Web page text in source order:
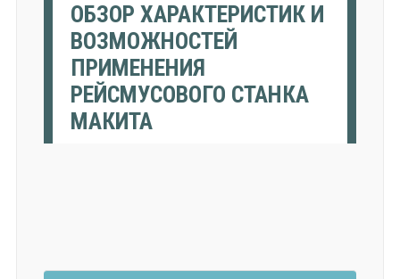
ОБЗОР ХАРАКТЕРИСТИК И
ВОЗМОЖНОСТЕЙ
ПРИМЕНЕНИЯ
РЕЙСМУСОВОГО СТАНКА
МАКИТА